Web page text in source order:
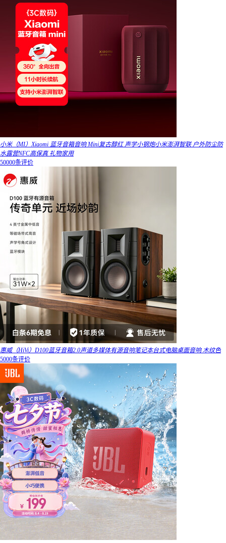
小米（MI）Xiaomi 蓝牙音箱音响 Mini复古醇红 声学小钢炮小米澎湃智联 户外防尘防
水露营NFC高保真 礼物家用
50000条评价
惠威（HiVi）D100蓝牙音箱2.0声道多媒体有源音响笔记本台式电脑桌面音响 木纹色
5000条评价